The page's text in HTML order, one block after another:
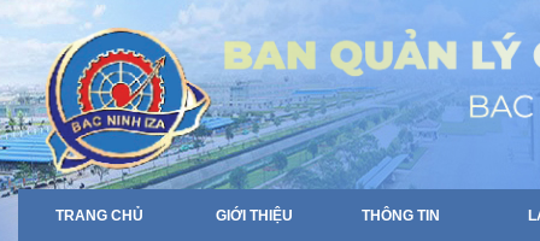
TRANG CHỦ GIỚI THIỆU THÔNG TIN